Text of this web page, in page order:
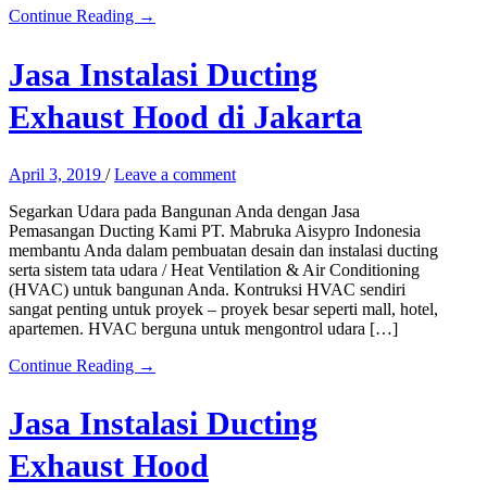
Continue Reading →
Jasa Instalasi Ducting
Exhaust Hood di Jakarta
April 3, 2019 /Leave a comment
Segarkan Udara pada Bangunan Anda dengan Jasa
Pemasangan Ducting Kami PT. Mabruka Aisypro Indonesia
membantu Anda dalam pembuatan desain dan instalasi ducting
serta sistem tata udara / Heat Ventilation & Air Conditioning
(HVAC) untuk bangunan Anda. Kontruksi HVAC sendiri
sangat penting untuk proyek – proyek besar seperti mall, hotel,
apartemen. HVAC berguna untuk mengontrol udara […]
Continue Reading →
Jasa Instalasi Ducting
Exhaust Hood